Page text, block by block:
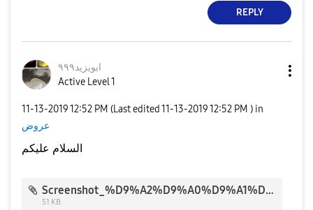
REPLY
ابويزيد٩٩٩
Active Level 1
‎11-13-201912:52 PM (Last edited ‎11-13-201912:52 PM ) in
عروض
السلام عليكم
Screenshot_%D9%A2%D9%A0%D9%A1%D9%A9%D9%A1%D9%A0%D9%A1%D9%A3-%D9%A1%D9%A3%D9%A2%D9%A9%D9%A4%D9%A3_46268.jpg
51 KB